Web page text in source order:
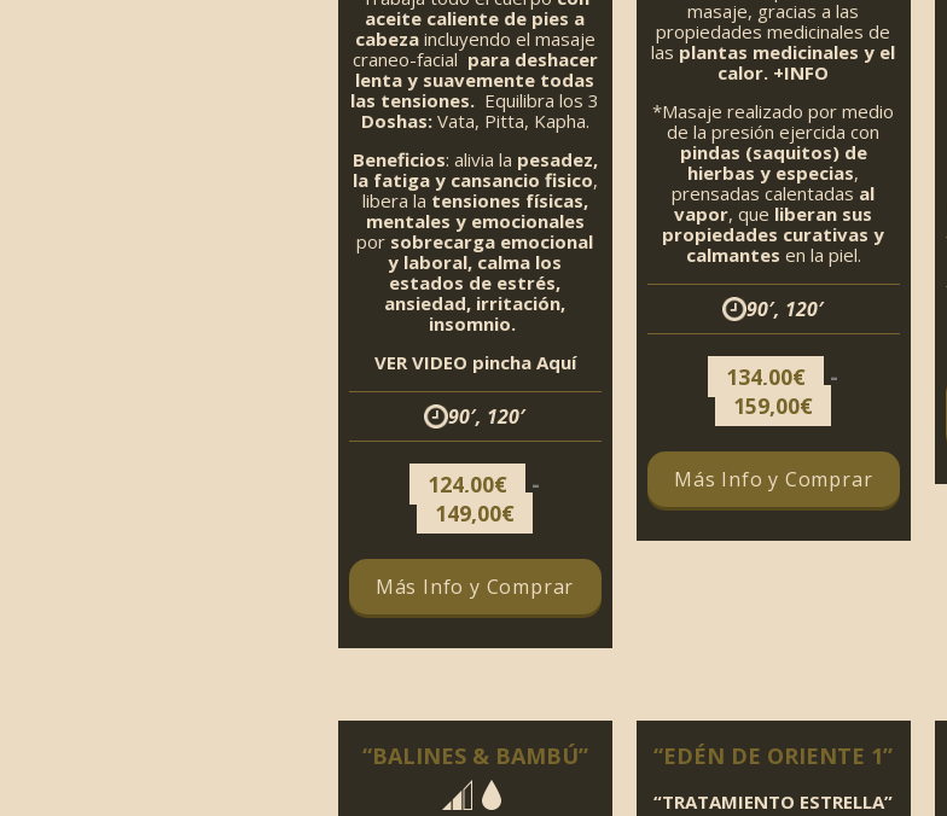
aceite caliente de pies a
cabeza incluyendo el masaje
craneo-facial para deshacer
lenta y suavemente todas
las tensiones. Equilibra los 3
Doshas: Vata, Pitta, Kapha.
Beneficios: alivia la pesadez,
la fatiga y cansancio fisico,
libera la tensiones físicas,
mentales y emocionales
por sobrecarga emocional
y laboral, calma los
estados de estrés,
ansiedad, irritación,
insomnio.
VER VIDEO pincha Aquí
90′, 120′
124,00€ -
149,00€
de
precios:
desde
124,00€
hasta
Más Info y Comprar
masaje, gracias a las
propiedades medicinales de
las plantas medicinales y el
calor. +INFO
*Masaje realizado por medio
de la presión ejercida con
pindas (saquitos) de
hierbas y especias,
prensadas calentadas al
vapor, que liberan sus
propiedades curativas y
calmantes en la piel.
90′, 120′
134,00€ -
159,00€
de
precios:
desde
134,00€
hasta
Más Info y Comprar
“BALINES & BAMBÚ” “EDÉN DE ORIENTE 1”
“TRATAMIENTO ESTRELLA”